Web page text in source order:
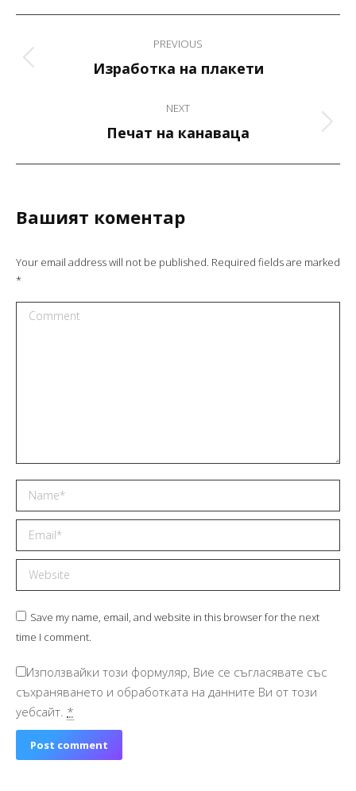
navigation
PREVIOUS
Previous
Изработка на плакети
NEXT
Next
Печат на канаваца
Вашият коментар
Your email address will not be published. Required fields are marked
*
Comment
Name *
Email *
Website
Save my name, email, and website in this browser for the next
time I comment.
Използвайки този формуляр, Вие се съгласявате със
съхраняването и обработката на данните Ви от този
уебсайт. *
Post comment